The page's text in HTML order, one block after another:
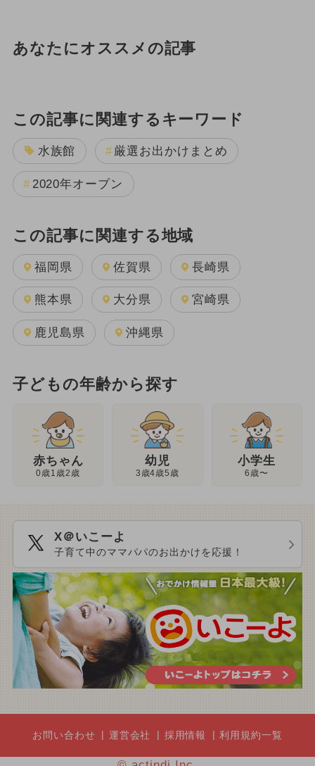
あなたにオススメの記事
この記事に関連するキーワード
水族館 厳選お出かけまとめ
2020年オープン
この記事に関連する地域
福岡県 佐賀県 長崎県
熊本県 大分県 宮崎県
鹿児島県 沖縄県
子どもの年齢から探す
赤ちゃん
0歳1歳2歳
幼児
3歳4歳5歳
小学生
6歳〜
X＠いこーよ
子育て中のママパパのお出かけを応援！
お問い合わせ 運営会社 採用情報 利用規約一覧